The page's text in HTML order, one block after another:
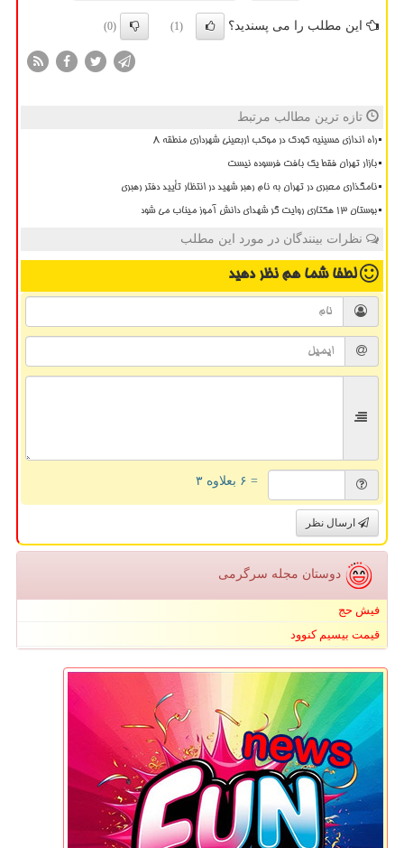
این مطلب را می پسندید؟ (1)
(0)
تازه ترین مطالب مرتبط
راه اندازی حسینیه کودک در موکب اربعینی شهرداری منطقه ۸
بازار تهران فقط یک بافت فرسوده نیست
نامگذاری معبری در تهران به نام رهبر شهید در انتظار تأیید دفتر رهبری
بوستان 13 هکتاری روایت گر شهدای دانش آموز میناب می شود
نظرات بینندگان در مورد این مطلب
لطفا شما همنظر دهید
= ۶ بعلاوه ۳
ارسال نظر
دوستان مجله سرگرمی
فیش حج
قیمت بیسیم کنوود